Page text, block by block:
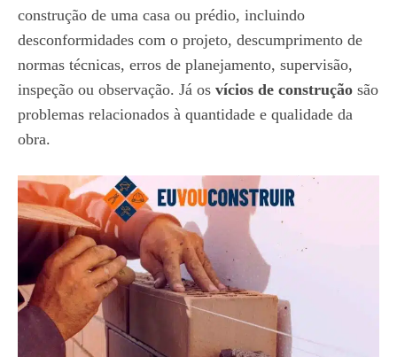
construção de uma casa ou prédio, incluindo
desconformidades com o projeto, descumprimento de
normas técnicas, erros de planejamento, supervisão,
inspeção ou observação. Já os vícios de construção são
problemas relacionados à quantidade e qualidade da
obra.